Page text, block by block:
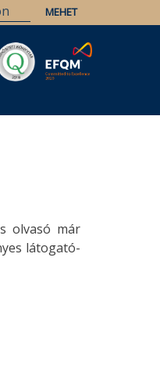
olvasó már
látogató-